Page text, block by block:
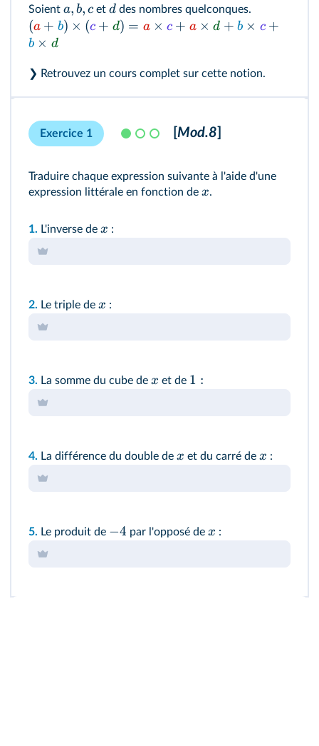
Soient a, b, c etd des nombres quelconques.
(a + b) × (c + d) = a × c + a × d + b × c +
b × d
❯ Retrouvez un cours complet sur cette notion.
Exercice 1 Mod.8
Traduire chaque expression suivante à l'aide d'une
expression littérale en fonction de x.
1. L'inverse de x :
2. Le triple de x :
3. La somme du cube de x et de 1 :
4. La différence du double de x et du carré de x :
5. Le produit de −4 par l'opposé de x :